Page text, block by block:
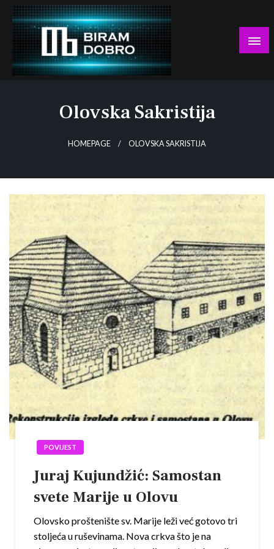
Skip
content
Olovska Sakristija
HOMEPAGE OLOVSKA SAKRISTIJA
POVIJEST
Juraj Kujundžić: Samostan
svete Marije u Olovu
Olovsko proštenište sv. Marije leži već gotovo tri
stoljeća u ruševinama. Nova crkva što je na